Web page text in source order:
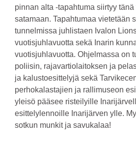
pinnan alta -tapahtuma siirtyy
satamaan. Tapahtumaa vietetään
tunnelmissa juhlistaen Ivalon
vuotisjuhlavuotta sekä Inarin
vuotisjuhlavuotta. Ohjelmassa on
poliisin, rajavartiolaitoksen ja
ja kalustoesittelyjä sekä
perhokalastajien ja rallimuseon
yleisö pääsee risteilyille
esittelylennoille Inarijärven ylle.
sotkun munkit ja savukalaa!